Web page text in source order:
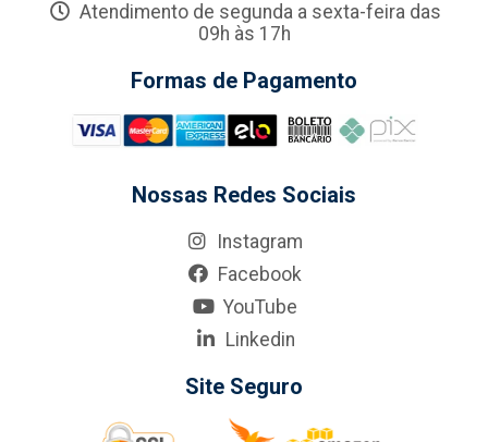
Atendimento de segunda a sexta-feira das
09h às 17h
Formas de Pagamento
Nossas Redes Sociais
Instagram
Facebook
YouTube
Linkedin
Site Seguro